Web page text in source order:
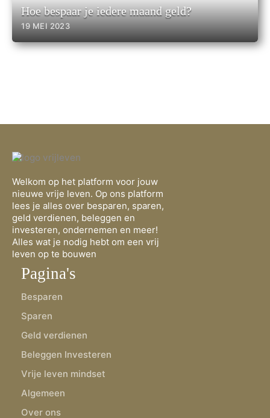
Hoe bespaar je iedere maand geld?
19 MEI 2023
Welkom op het platform voor jouw
nieuwe vrije leven. Op ons platform
lees je alles over besparen, sparen,
geld verdienen, beleggen en
investeren, ondernemen en meer!
Alles wat je nodig hebt om een vrij
leven op te bouwen
Pagina's
Besparen
Sparen
Geld verdienen
Beleggen Investeren
Vrije leven mindset
Algemeen
Over ons